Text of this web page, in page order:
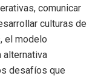
comunicar
culturas de
el modelo
alternativa
desafíos que